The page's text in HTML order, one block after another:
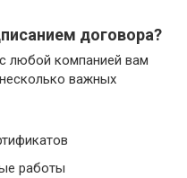
договора?
любой компанией вам
важных
работы